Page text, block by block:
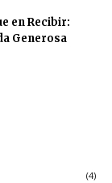
en Recibir:
Generosa
(4)